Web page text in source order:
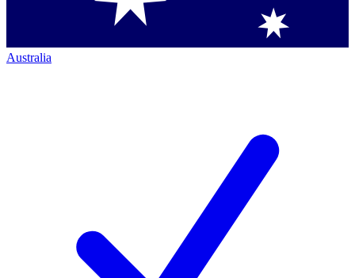
Australia